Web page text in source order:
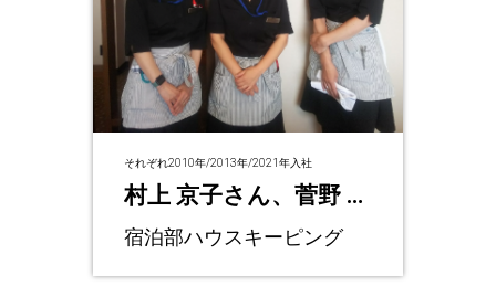
それぞれ2010年/2013年/2021年入社
村上 京子さん、菅野 円
さん、髙田 由美さん
宿泊部ハウスキーピング